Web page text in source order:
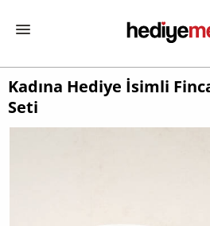
Kadına Hediye İsimli
Seti